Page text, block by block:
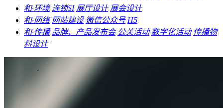
和·环境 连锁SI 展厅设计 展会设计
和·网络 网站建设 微信公众号 H5
和·传播 品牌、产品发布会 公关活动 数字化活动 传播物
料设计